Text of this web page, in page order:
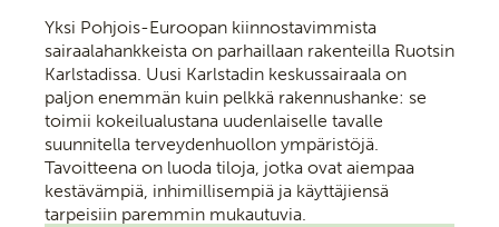
Yksi Pohjois-Euroopan kiinnostavimmista
sairaalahankkeista on parhaillaan rakenteilla Ruotsin
Karlstadissa. Uusi Karlstadin keskussairaala on
paljon enemmän kuin pelkkä rakennushanke: se
toimii kokeilualustana uudenlaiselle tavalle
suunnitella terveydenhuollon ympäristöjä.
Tavoitteena on luoda tiloja, jotka ovat aiempaa
kestävämpiä, inhimillisempiä ja käyttäjiensä
tarpeisiin paremmin mukautuvia.